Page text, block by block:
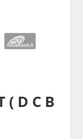
( D C B